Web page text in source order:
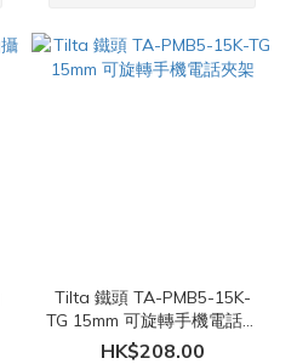
Tilta 鐵頭 TA-PMB5-15K-
TG 15mm 可旋轉手機電話夾
架
HK$208.00